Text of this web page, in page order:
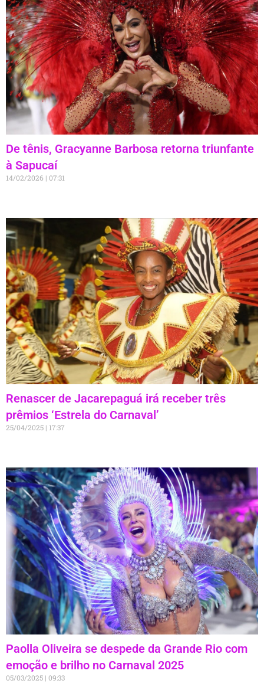
De tênis, Gracyanne Barbosa retorna triunfante
à Sapucaí
14/02/2026 07:31
Renascer de Jacarepaguá irá receber três
prêmios ‘Estrela do Carnaval’
25/04/2025 17:37
Paolla Oliveira se despede da Grande Rio com
emoção e brilho no Carnaval 2025
05/03/2025 09:33